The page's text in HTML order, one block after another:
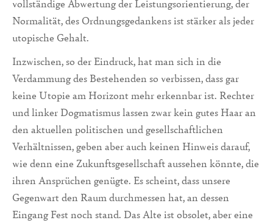
vollständige Abwertung der Leistungsorientierung, der
Normalität, des Ordnungsgedankens ist stärker als jeder
utopische Gehalt.
Inzwischen, so der Eindruck, hat man sich in die
Verdammung des Bestehenden so verbissen, dass gar
keine Utopie am Horizont mehr erkennbar ist. Rechter
und linker Dogmatismus lassen zwar kein gutes Haar an
den aktuellen politischen und gesellschaftlichen
Verhältnissen, geben aber auch keinen Hinweis darauf,
wie denn eine Zukunftsgesellschaft aussehen könnte, die
ihren Ansprüchen genügte. Es scheint, dass unsere
Gegenwart den Raum durchmessen hat, an dessen
Eingang Fest noch stand. Das Alte ist obsolet, aber eine